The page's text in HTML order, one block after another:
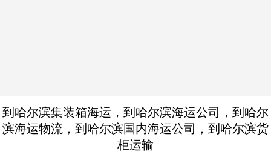
到哈尔滨集装箱海运，到哈尔滨海运公司，到哈尔
滨海运物流，到哈尔滨国内海运公司，到哈尔滨货
柜运输